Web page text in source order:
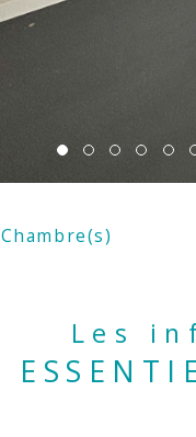
Chambre(s)
Les